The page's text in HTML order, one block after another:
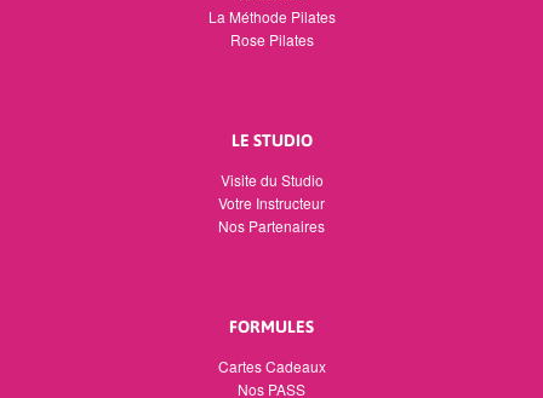
La Méthode Pilates
Rose Pilates
LE STUDIO
Visite du Studio
Votre Instructeur
Nos Partenaires
FORMULES
Cartes Cadeaux
Nos PASS